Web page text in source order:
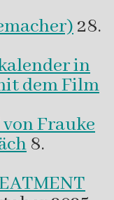
28.
in
dem Film
Frauke
8.